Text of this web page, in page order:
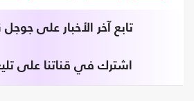
تابع آخر الأخبار على جوجل
اشترك في قناتنا على